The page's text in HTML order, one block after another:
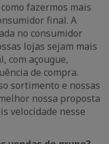
fazermos mais
final. A
no consumidor
lojas sejam mais
com açougue,
de compra.
sortimento e nossas
nossa proposta
velocidade nesse